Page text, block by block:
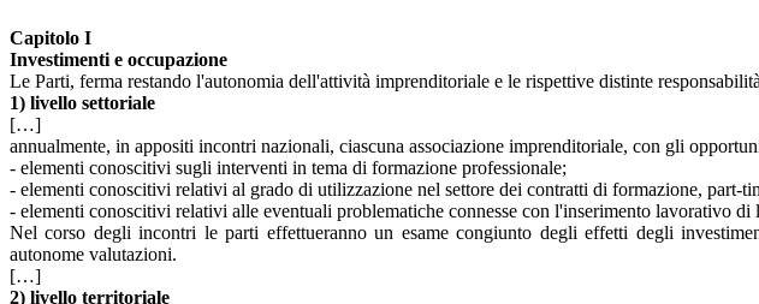
Capitolo I
Investimenti e occupazione
Le Parti, ferma restando l'autonomia dell'attività imprenditoriale e le rispettive distinte
1) livello settoriale
[…]
annualmente, in appositi incontri nazionali, ciascuna associazione imprenditoriale, con gli
- elementi conoscitivi sugli interventi in tema di formazione professionale;
- elementi conoscitivi relativi al grado di utilizzazione nel settore dei contratti di formazione, part-
- elementi conoscitivi relativi alle eventuali problematiche connesse con l'inserimento lavorativo
Nel corso degli incontri le parti effettueranno un esame congiunto degli effetti degli
autonome valutazioni.
[…]
2) livello territoriale